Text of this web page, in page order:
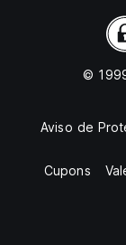
©
Aviso de
Cupons